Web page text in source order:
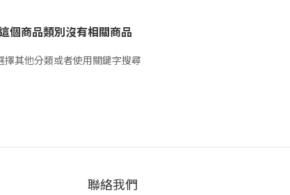
個商品類別沒有相關商品
擇其他分類或者使用關鍵字搜尋
聯絡我們